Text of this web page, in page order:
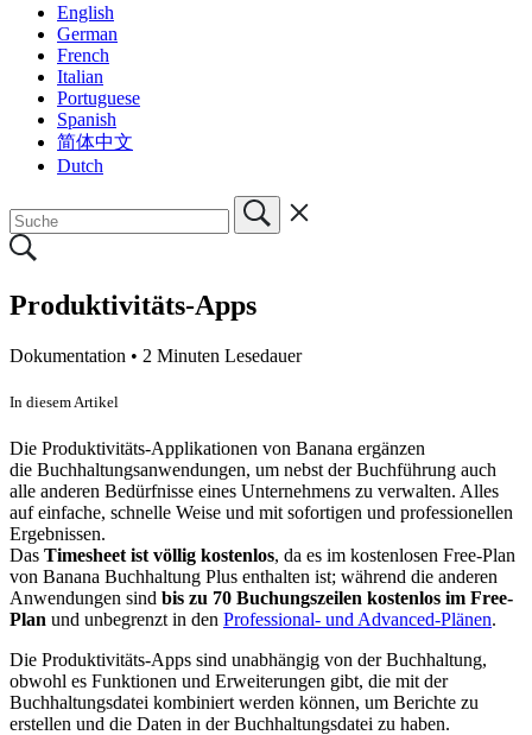
English
German
French
Italian
Portuguese
Spanish
简体中文
Dutch
Produktivitäts-Apps
Dokumentation • 2 Minuten Lesedauer
In diesem Artikel
Die Produktivitäts-Applikationen von Banana ergänzen
die Buchhaltungsanwendungen, um nebst der Buchführung auch
alle anderen Bedürfnisse eines Unternehmens zu verwalten. Alles
auf einfache, schnelle Weise und mit sofortigen und professionellen
Ergebnissen.
Das Timesheet ist völlig kostenlos, da es im kostenlosen Free-Plan
von Banana Buchhaltung Plus enthalten ist; während die anderen
Anwendungen sind bis zu 70 Buchungszeilen kostenlos im Free-
Plan und unbegrenzt in den Professional- und Advanced-Plänen.
Die Produktivitäts-Apps sind unabhängig von der Buchhaltung,
obwohl es Funktionen und Erweiterungen gibt, die mit der
Buchhaltungsdatei kombiniert werden können, um Berichte zu
erstellen und die Daten in der Buchhaltungsdatei zu haben.